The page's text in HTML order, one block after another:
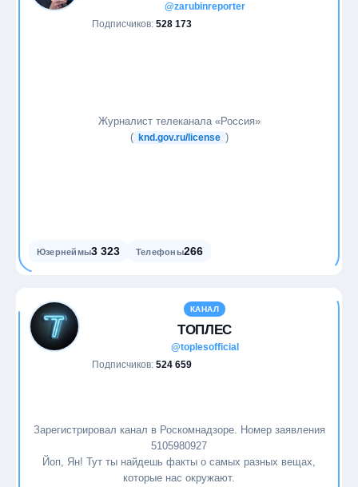
Питание
Программирование
Путешествия
Развлечения
@zarubinreporter
Подписчиков: 528 173
Журналист телеканала «Россия»
( knd.gov.ru/license )
Юзернеймы3 323 Телефоны266
КАНАЛ
ТОПЛЕС
@toplesofficial
Подписчиков: 524 659
Зарегистрировал канал в Роскомнадзоре. Номер заявления
5105980927
Йоп, Ян! Тут ты найдешь факты о самых разных вещах,
которые нас окружают.